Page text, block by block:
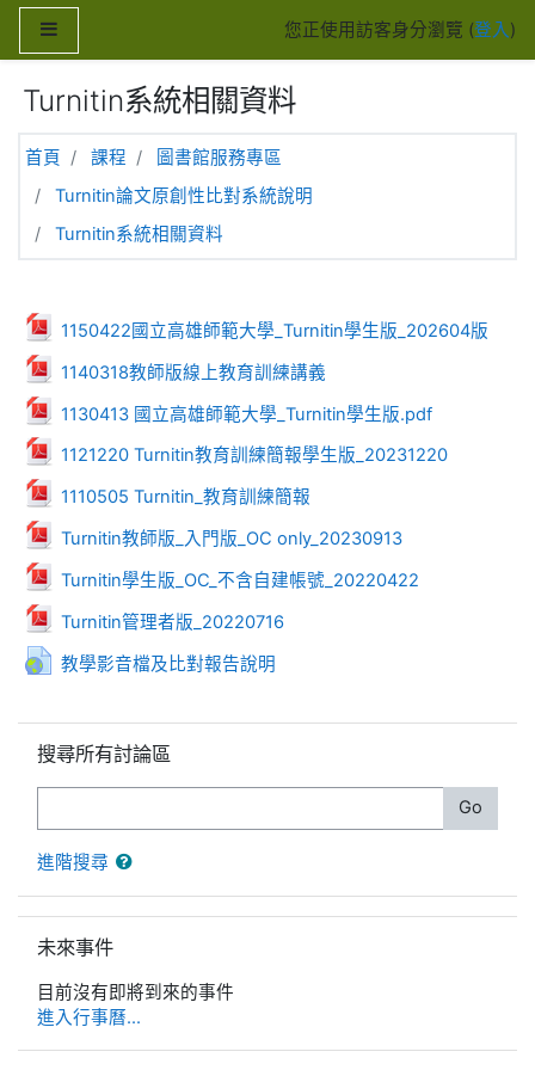
跳至主內容
您正使用訪客身分瀏覽 (登入)
Turnitin系統相關資料
首頁 課程
圖書館服務專區
Turnitin論文原創性比對系統說明
Turnitin系統相關資料
主題大綱
一般1150422國立高雄師範大學_Turnitin學生版_202604版
檔案
1140318教師版線上教育訓練講義
檔案
1130413 國立高雄師範大學_Turnitin學生版.pdf
檔案
1121220 Turnitin教育訓練簡報學生版_20231220
檔案
1110505 Turnitin_教育訓練簡報
檔案
Turnitin教師版_入門版_OC only_20230913
檔案
Turnitin學生版_OC_不含自建帳號_20220422
檔案
Turnitin管理者版_20220716
檔案
教學影音檔及比對報告說明
網址
搜尋所有討論區
Go
進階搜尋
未來事件
目前沒有即將到來的事件
進入行事曆...